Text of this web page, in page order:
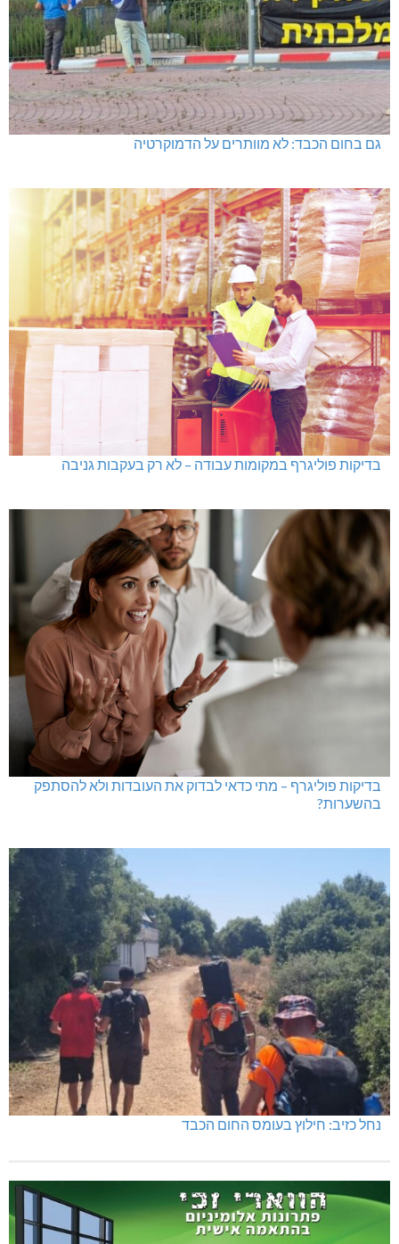
גם בחום הכבד: לא מוותרים על הדמוקרטיה
בדיקות פוליגרף במקומות עבודה – לא רק בעקבות גניבה
בדיקות פוליגרף – מתי כדאי לבדוק את העובדות ולא להסתפק
בהשערות?
נחל כזיב: חילוץ בעומס החום הכבד